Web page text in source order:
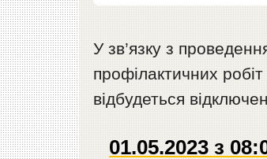
У зв’язку з
профілактичних
відбудеться
01.05.2023 з